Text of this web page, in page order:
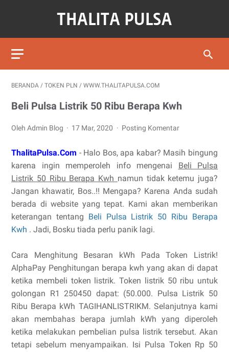
BERANDA / TOKEN PLN / WWW.THALITAPULSA.COM
Beli Pulsa Listrik 50 Ribu Berapa Kwh
Oleh Admin Blog 17 Mar, 2020 Posting Komentar
ThalitaPulsa.Com - Halo Bos, apa kabar? Masih bingung
karena ingin memperoleh info mengenai Beli Pulsa
Listrik 50 Ribu Berapa Kwh namun tidak ketemu juga?
Jangan khawatir, Bos..!! Mengapa? Karena Anda sudah
berada di website yang tepat. Kami akan memberikan
keterangan tentang Beli Pulsa Listrik 50 Ribu Berapa
Kwh . Jadi, Bosku tiada perlu panik lagi.
Cara Menghitung Besaran kWh Pada Token Listrik!
AlphaPay Penghitungan berapa kwh yang akan di dapat
ketika membeli token listrik. Token listrik 50 ribu untuk
golongan R1 250450 dapat: (50.000. Pulsa Listrik 50
Ribu Berapa kWh TAGIHANLISTRIKM. Selanjutnya kami
akan membahas berapa jumlah kWh yang diperoleh
ketika melakukan pembelian pulsa listrik tersebut. Akan
tetapi sebelum menyampaikan. Isi Pulsa Token Rp 50